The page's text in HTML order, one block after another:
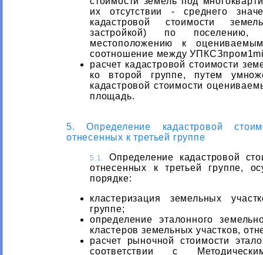
их отсутствии - среднего
кадастровой стоимости
застройкой) по
местоположению к
соотношение между
расчет кадастровой стоимости
ко второй группе, путем
кадастровой стоимости
площадь.
5. Определение кадастровой
отнесенных к третьей группе
5.1.
Определение кадастровой
отнесенных к третьей группе,
порядке:
кластеризация земельных
группе;
определение эталонного
кластеров земельных участков,
расчет рыночной стоимости
соответствии с